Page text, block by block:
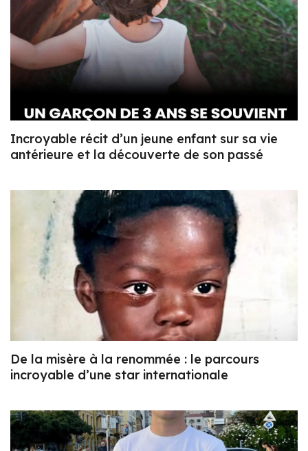
Incroyable récit d’un jeune enfant sur sa vie
antérieure et la découverte de son passé
De la misère à la renommée : le parcours
incroyable d’une star internationale